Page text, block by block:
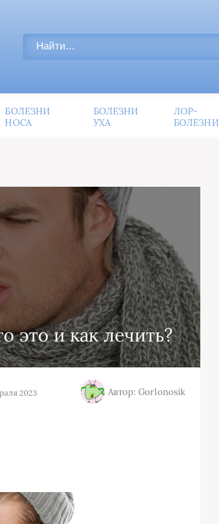
БОЛЕЗНИ
НОСА
БОЛЕЗНИ
УХА
ЛОР-
БОЛЕЗНИ
это и как лечить?
2023 Автор: Gorlonosik